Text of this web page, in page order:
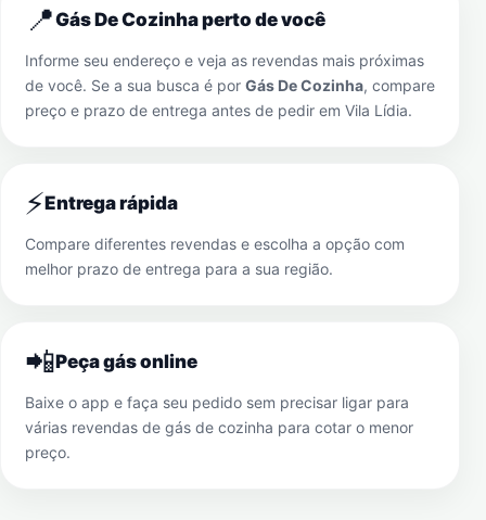
📍Gás De Cozinha perto de você
Informe seu endereço e veja as revendas mais próximas
de você. Se a sua busca é por Gás De Cozinha, compare
preço e prazo de entrega antes de pedir em Vila Lídia.
⚡Entrega rápida
Compare diferentes revendas e escolha a opção com
melhor prazo de entrega para a sua região.
📲Peça gás online
Baixe o app e faça seu pedido sem precisar ligar para
várias revendas de gás de cozinha para cotar o menor
preço.